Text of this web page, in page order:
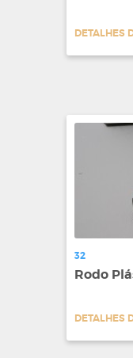
DETALHES
32
Rodo
DETALHES